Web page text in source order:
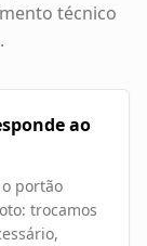
técnico
ao
portão
trocamos